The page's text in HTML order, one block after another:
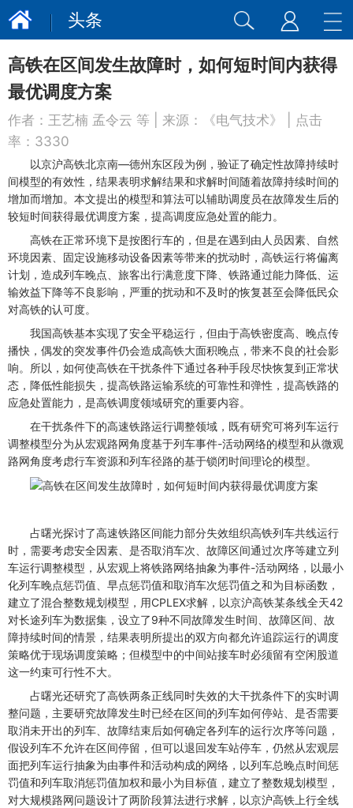
头条
高铁在区间发生故障时，如何短时间内获得
最优调度方案
作者： 王艺楠 孟令云 等 | 来源： 《电气技术》
| 点击
率： 3330
以京沪高铁北京南—德州东区段为例，验证了确定性故障持续时
间模型的有效性，结果表明求解结果和求解时间随着故障持续时间的
增加而增加。本文提出的模型和算法可以辅助调度员在故障发生后的
较短时间获得最优调度方案，提高调度应急处置的能力。
高铁在正常环境下是按图行车的，但是在遇到由人员因素、自然
环境因素、固定设施移动设备因素等带来的扰动时，高铁运行将偏离
计划，造成列车晚点、旅客出行满意度下降、铁路通过能力降低、运
输效益下降等不良影响，严重的扰动和不及时的恢复甚至会降低民众
对高铁的认可度。
我国高铁基本实现了安全平稳运行，但由于高铁密度高、晚点传
播快，偶发的突发事件仍会造成高铁大面积晚点，带来不良的社会影
响。所以，如何使高铁在干扰条件下通过各种手段尽快恢复到正常状
态，降低性能损失，提高铁路运输系统的可靠性和弹性，提高铁路的
应急处置能力，是高铁调度领域研究的重要内容。
在干扰条件下的高速铁路运行调整领域，既有研究可将列车运行
调整模型分为从宏观路网角度基于列车事件-活动网络的模型和从微观
路网角度考虑行车资源和列车径路的基于锁闭时间理论的模型。
占曙光探讨了高速铁路区间能力部分失效组织高铁列车共线运行
时，需要考虑安全因素、是否取消车次、故障区间通过次序等建立列
车运行调整模型，从宏观上将铁路网络抽象为事件-活动网络，以最小
化列车晚点惩罚值、早点惩罚值和取消车次惩罚值之和为目标函数，
建立了混合整数规划模型，用CPLEX求解，以京沪高铁某条线全天42
对长途列车为数据集，设立了9种不同故障发生时间、故障区间、故
障持续时间的情景，结果表明所提出的双方向都允许追踪运行的调度
策略优于现场调度策略；但模型中的中间站接车时必须留有空闲股道
这一约束可行性不大。
占曙光还研究了高铁两条正线同时失效的大干扰条件下的实时调
整问题，主要研究故障发生时已经在区间的列车如何停站、是否需要
取消未开出的列车、故障结束后如何确定各列车的运行次序等问题，
假设列车不允许在区间停留，但可以退回发车站停车，仍然从宏观层
面把列车运行抽象为由事件和活动构成的网络，以列车总晚点时间惩
罚值和列车取消惩罚值加权和最小为目标值，建立了整数规划模型，
对大规模路网问题设计了两阶段算法进行求解，以京沪高铁上行全线